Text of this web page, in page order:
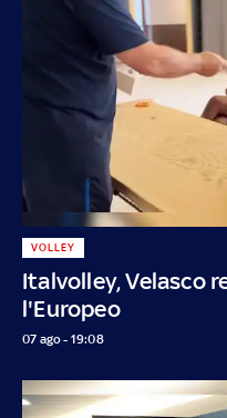
Italvolley, Velasco
l'Europeo
VOLLEY
07 ago - 19:08